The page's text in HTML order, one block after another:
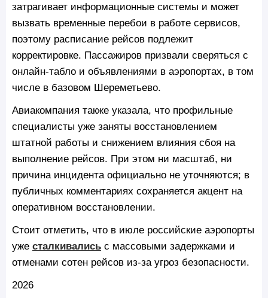
затрагивает информационные системы и может
вызвать временные перебои в работе сервисов,
поэтому расписание рейсов подлежит
корректировке. Пассажиров призвали сверяться с
онлайн-табло и объявлениями в аэропортах, в том
числе в базовом Шереметьево.
Авиакомпания также указала, что профильные
специалисты уже заняты восстановлением
штатной работы и снижением влияния сбоя на
выполнение рейсов. При этом ни масштаб, ни
причина инцидента официально не уточняются; в
публичных комментариях сохраняется акцент на
оперативном восстановлении.
Стоит отметить, что в июле российские аэропорты
уже сталкивались с массовыми задержками и
отменами сотен рейсов из-за угроз безопасности.
2026